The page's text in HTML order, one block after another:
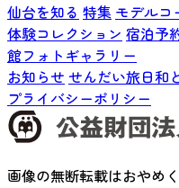
仙台を知る 特集 モデルコ
体験コレクション 宿泊予
館フォトギャラリー
お知らせ せんだい旅日和
プライバシーポリシー
画像の無断転載はおやめ